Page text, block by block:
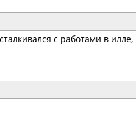
с работами в илле,